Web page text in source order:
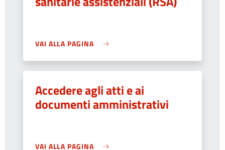
VAI ALLA PAGINA
Accedere agli atti e ai
documenti amministrativi
VAI ALLA PAGINA